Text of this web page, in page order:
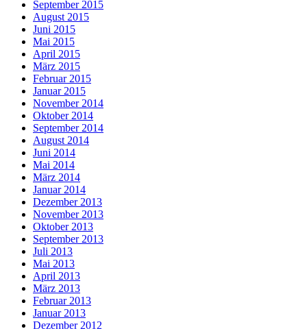
September 2015
August 2015
Juni 2015
Mai 2015
April 2015
März 2015
Februar 2015
Januar 2015
November 2014
Oktober 2014
September 2014
August 2014
Juni 2014
Mai 2014
März 2014
Januar 2014
Dezember 2013
November 2013
Oktober 2013
September 2013
Juli 2013
Mai 2013
April 2013
März 2013
Februar 2013
Januar 2013
Dezember 2012